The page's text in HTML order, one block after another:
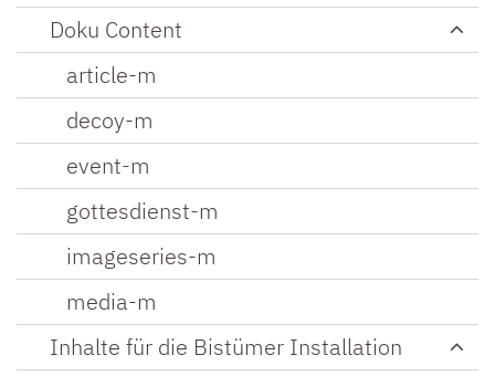
Doku Content
article-m
decoy-m
event-m
gottesdienst-m
imageseries-m
media-m
Inhalte für die Bistümer Installation